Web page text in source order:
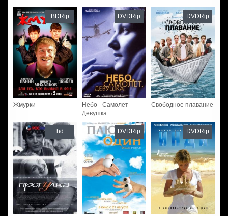
Жмурки
BDRip
Небо - Самолет -
Девушка
DVDRip
Свободное плавание
DVDRip
hd DVDRip DVDRip